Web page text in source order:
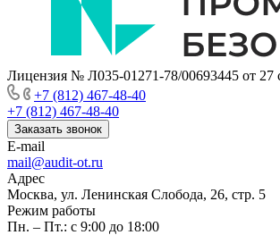
Лицензия № Л035-01271-78/00693445 от 27
+7 (812) 467-48-40
+7 (812) 467-48-40
Заказать звонок
E-mail
mail@audit-ot.ru
Адрес
Москва, ул. Ленинская Слобода, 26, стр. 5
Режим работы
Пн. – Пт.: с 9:00 до 18:00